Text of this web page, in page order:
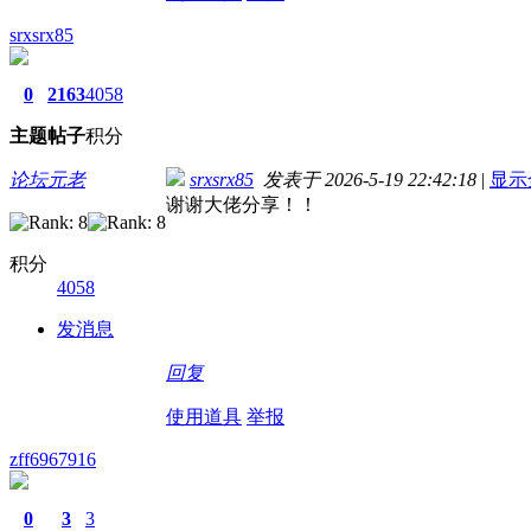
srxsrx85
0
主题
2163
帖子
4058
积分
论坛元老
积分
4058
发消息
srxsrx85 发表于 2026-5-19 22:42:18 | 显
谢谢大佬分享！！
回复
使用道具 举报
zff6967916
0 3 3